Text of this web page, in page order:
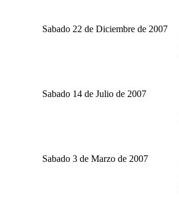
Sabado 22 de Diciembre de 2007
Sabado 14 de Julio de 2007
Sabado 3 de Marzo de 2007